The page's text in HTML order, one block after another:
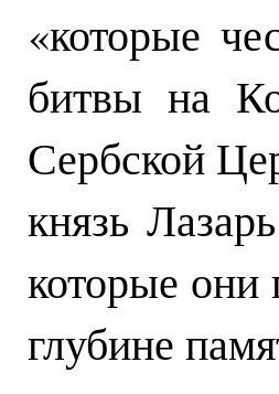
«которые
битвы на
Сербской
князь
которые они
глубине